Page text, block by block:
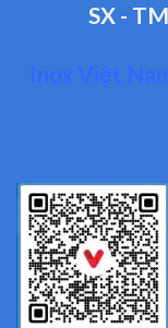
SX -
Inox Việt